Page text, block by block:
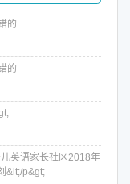
的
的
英语家长社区2018年
&lt;/p&gt;